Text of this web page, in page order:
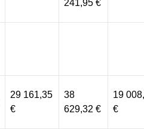
241,95 €
29 161,35
€
38
629,32 €
19
€